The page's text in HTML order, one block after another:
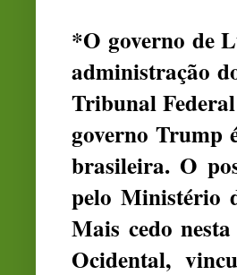
*O governo de
administração
Tribunal
governo Trump
brasileira. O
pelo Ministério
Mais cedo
Ocidental,